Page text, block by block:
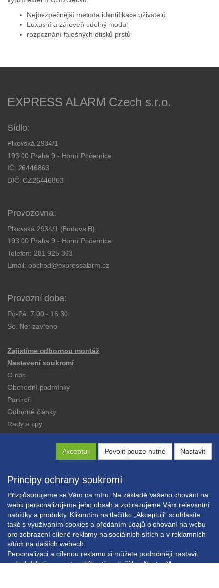
Akceptuji Povolit pouze nutné Nastavit
Principy ochrany soukromí
Přizpůsobujeme se Vám na míru. Na základě Vašeho chování na
webu personalizujeme jeho obsah a zobrazujeme Vám relevantní
nabídky a produkty. Kliknutím na tlačítko „Akceptuji“ souhlasíte
také s využíváním cookies a předáním údajů o chování na webu
pro zobrazení cílené reklamy na sociálních sítích a v reklamních
sítích na dalších webech.
Personalizaci a cílenou reklamu si můžete podrobněji nastavit
nebo kdykoli vypnout po kliknutí na tlačítko „Nastavit“.
Nejbezpečnější metoda identifikace uživatelů
Luxusní a zároveň odolný modul
rozpoznání falešných otisků prstů
EXPRESS ALARM Czech s.r.o.
Sídlo:
Plkovská 2934/1
193 00 Praha 9 - Horní Počernice
IČ: 26446863
DIČ: CZ26446863
Provozovna:
Plkovská 2934/1 (Budova B)
193 00 Praha 9 - Horní Počernice
Telefon: 281 925 363
Email: obchod@expressalarm.cz
Provozní doba:
Po-Pá: 7:00 - 16:30
So, Ne: zavřeno
Zajistíme odbornou montáž
Nastavení soukromí
O nás
Obchodní podmínky
Partneři
Odborné články
Rady a tipy
Copyright © EXPRESS ALARM Czech s.r.o.
Powered byABRA E-shop